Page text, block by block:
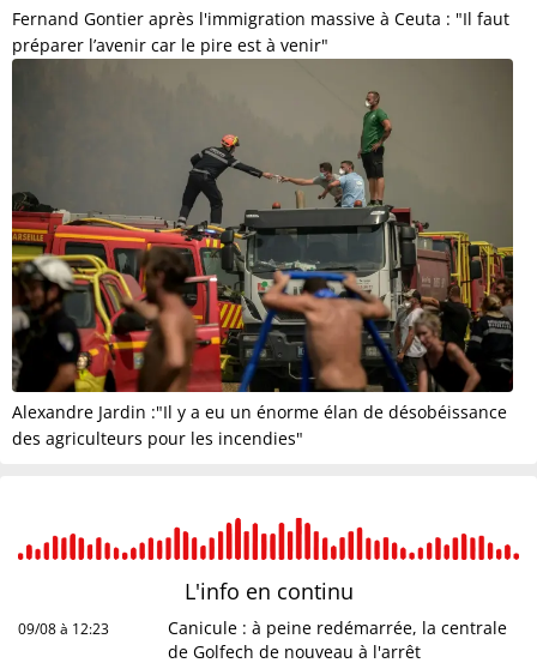
Fernand Gontier après l'immigration massive à Ceuta : "Il faut
préparer l’avenir car le pire est à venir"
Alexandre Jardin :"Il y a eu un énorme élan de désobéissance
des agriculteurs pour les incendies"
L'info en continu
09/08 à 12:23
Canicule : à peine redémarrée, la centrale
de Golfech de nouveau à l'arrêt